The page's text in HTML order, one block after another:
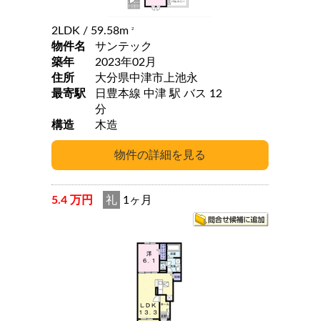
2LDK / 59.58m 2
物件名
サンテック
築年
2023年02月
住所
大分県中津市上池永
最寄駅
日豊本線 中津 駅 バス 12
分
構造
木造
5.4 万円 礼 1ヶ月